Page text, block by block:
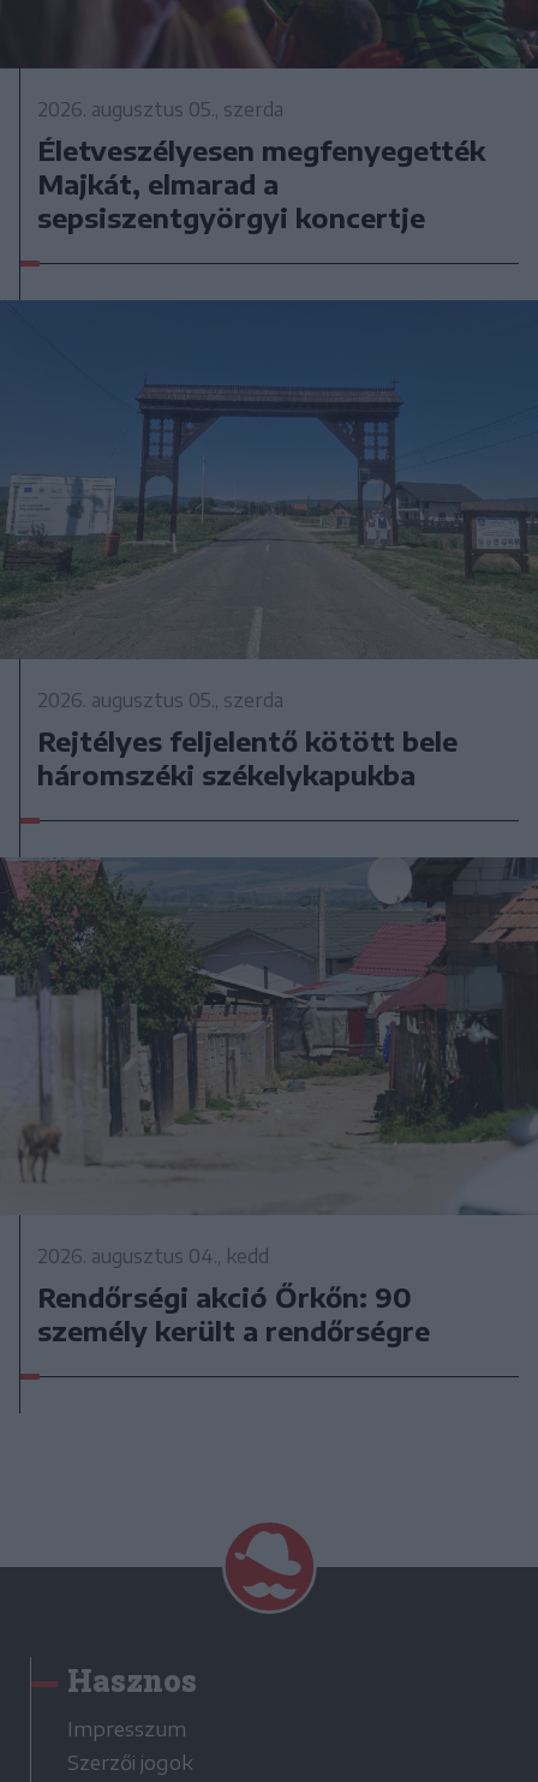
2026. augusztus 05., szerda
Életveszélyesen megfenyegették
Majkát, elmarad a
sepsiszentgyörgyi koncertje
2026. augusztus 05., szerda
Rejtélyes feljelentő kötött bele
háromszéki székelykapukba
2026. augusztus 04., kedd
Rendőrségi akció Őrkőn: 90
személy került a rendőrségre
Hasznos
Impresszum
Szerzői jogok